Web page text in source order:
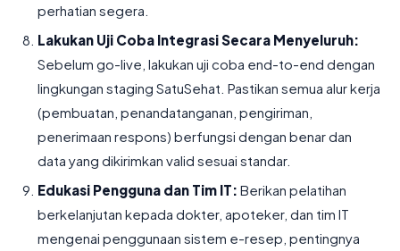
perhatian segera.
Lakukan Uji Coba Integrasi Secara Menyeluruh:
Sebelum go-live, lakukan uji coba end-to-end dengan
lingkungan staging SatuSehat. Pastikan semua alur kerja
(pembuatan, penandatanganan, pengiriman,
penerimaan respons) berfungsi dengan benar dan
data yang dikirimkan valid sesuai standar.
Edukasi Pengguna dan Tim IT: Berikan pelatihan
berkelanjutan kepada dokter, apoteker, dan tim IT
mengenai penggunaan sistem e-resep, pentingnya